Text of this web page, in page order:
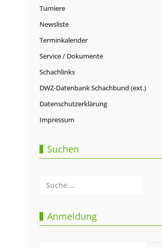
Turniere
Newsliste
Terminkalender
Service / Dokumente
Schachlinks
DWZ-Datenbank Schachbund (ext.)
Datenschutzerklärung
Impressum
Suchen
Anmeldung